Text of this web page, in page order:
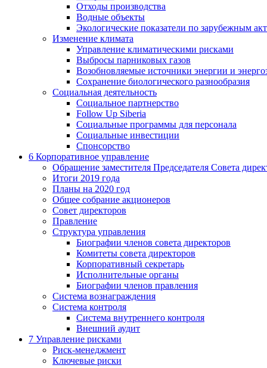
Отходы производства
Водные объекты
Экологические показатели по зарубежным
Изменение климата
Управление климатическими рисками
Выбросы парниковых газов
Возобновляемые источники энергии и
Сохранение биологического разнообразия
Социальная деятельность
Социальное партнерство
Follow Up Siberia
Социальные программы для персонала
Социальные инвестиции
Спонсорство
6 Корпоративное управление
Обращение заместителя Председателя Совета
Итоги 2019 года
Планы на 2020 год
Общее собрание акционеров
Совет директоров
Правление
Структура управления
Биографии членов совета директоров
Комитеты совета директоров
Корпоративный секретарь
Исполнительные органы
Биографии членов правления
Система вознаграждения
Система контроля
Система внутреннего контроля
Внешний аудит
7 Управление рисками
Риск-менеджмент
Ключевые риски